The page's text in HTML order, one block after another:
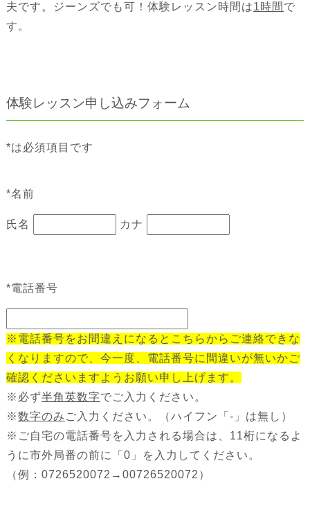
夫です。ジーンズでも可！体験レッスン時間は1時間 で
す。
体験レッスン申し込みフォーム
*は必須項目です
*名前
氏名 カナ
*電話番号
※電話番号をお間違えになるとこちらからご連絡できな
くなりますので、今一度、電話番号に間違いが無いかご
確認くださいますようお願い申し上げます。
※必ず半角英数字でご入力ください。
※数字のみ ご入力ください。（ハイフン「-」は無し）
※ご自宅の電話番号を入力される場合は、11桁になるよ
うに市外局番の前に「0」を入力してください。
（例：0726520072→00726520072）